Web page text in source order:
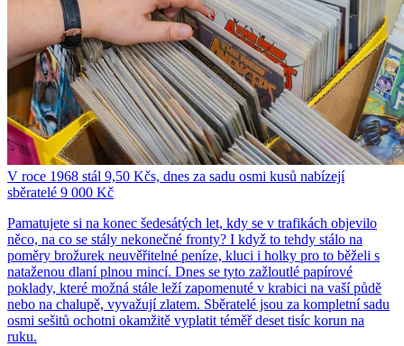
V roce 1968 stál 9,50 Kčs, dnes za sadu osmi kusů nabízejí
sběratelé 9 000 Kč
Pamatujete si na konec šedesátých let, kdy se v trafikách objevilo
něco, na co se stály nekonečné fronty? I když to tehdy stálo na
poměry brožurek neuvěřitelné peníze, kluci i holky pro to běželi s
nataženou dlaní plnou mincí. Dnes se tyto zažloutlé papírové
poklady, které možná stále leží zapomenuté v krabici na vaší půdě
nebo na chalupě, vyvažují zlatem. Sběratelé jsou za kompletní sadu
osmi sešitů ochotni okamžitě vyplatit téměř deset tisíc korun na
ruku.